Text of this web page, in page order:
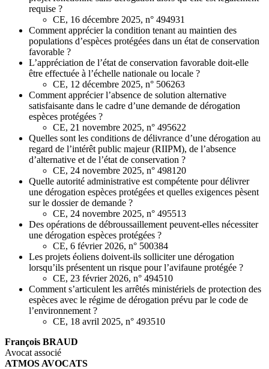
requise ?
CE, 16 décembre 2025, n° 494931
Comment apprécier la condition tenant au maintien des
populations d’espèces protégées dans un état de conservation
favorable ?
L’appréciation de l’état de conservation favorable doit-elle
être effectuée à l’échelle nationale ou locale ?
CE, 12 décembre 2025, n° 506263
Comment apprécier l’absence de solution alternative
satisfaisante dans le cadre d’une demande de dérogation
espèces protégées ?
CE, 21 novembre 2025, n° 495622
Quelles sont les conditions de délivrance d’une dérogation au
regard de l’intérêt public majeur (RIIPM), de l’absence
d’alternative et de l’état de conservation ?
CE, 24 novembre 2025, n° 498120
Quelle autorité administrative est compétente pour délivrer
une dérogation espèces protégées et quelles exigences pèsent
sur le dossier de demande ?
CE, 24 novembre 2025, n° 495513
Des opérations de débroussaillement peuvent-elles nécessiter
une dérogation espèces protégées ?
CE, 6 février 2026, n° 500384
Les projets éoliens doivent-ils solliciter une dérogation
lorsqu’ils présentent un risque pour l’avifaune protégée ?
CE, 23 février 2026, n° 494510
Comment s’articulent les arrêtés ministériels de protection des
espèces avec le régime de dérogation prévu par le code de
l’environnement ?
CE, 18 avril 2025, n° 493510
François BRAUD
Avocat associé
ATMOS AVOCATS